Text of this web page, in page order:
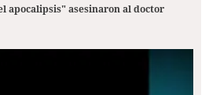
apocalipsis" asesinaron al doctor